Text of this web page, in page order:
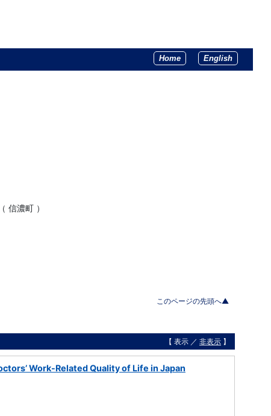
Home English
信濃町 ）
このページの先頭へ▲
【 表示 ／ 非表示 】
Work-Related Quality of Life in Japan